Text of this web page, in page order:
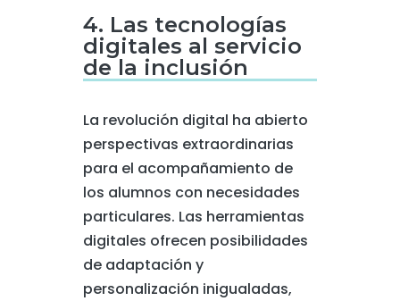
4. Las tecnologías
digitales al servicio
de la inclusión
La revolución digital ha abierto
perspectivas extraordinarias
para el acompañamiento de
los alumnos con necesidades
particulares. Las herramientas
digitales ofrecen posibilidades
de adaptación y
personalización inigualadas,